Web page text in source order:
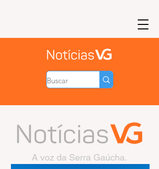
A voz da Serra Gaúcha.